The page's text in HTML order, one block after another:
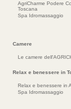
AgriCharme Podere
Toscana
Spa Idromassaggio
Camere
Le camere
Relax e benessere in
Relax e benessere in
Spa Idromassaggio